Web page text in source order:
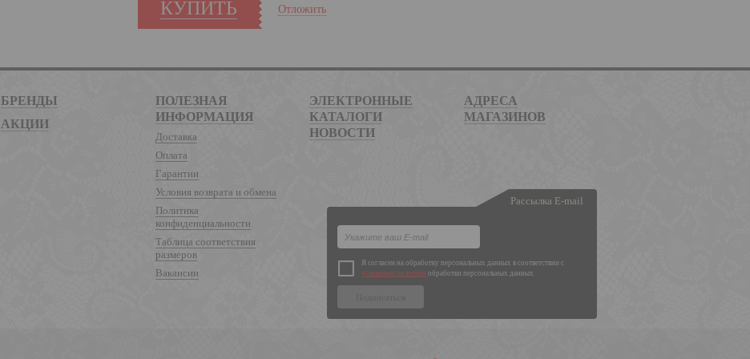
КУПИТЬ Отложить
БРЕНДЫ
АКЦИИ
ПОЛЕЗНАЯ
ИНФОРМАЦИЯ
Доставка
Оплата
Гарантии
Условия возврата и обмена
Политика
конфиденциальности
Таблица соответствия
размеров
Вакансии
ЭЛЕКТРОННЫЕ
КАТАЛОГИ
АДРЕСА
МАГАЗИНОВ
НОВОСТИ
Рассылка E-mail
Я согласен на обработку персональных данных в соответствии с
условиями политики обработки персональных данных